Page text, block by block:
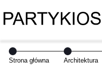
Strona główna Architektura